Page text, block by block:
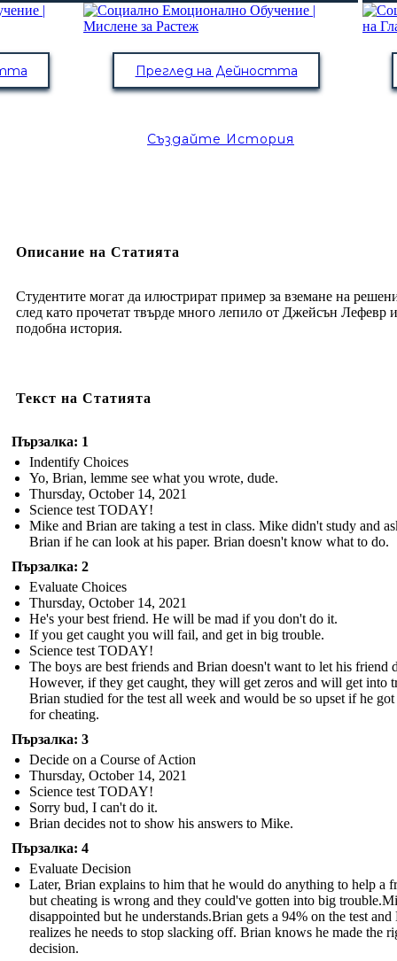
Преглед на Дейността
Създайте История
Описание на Статията
Студентите могат да илюстрират пример за вземане на
след като прочетат твърде много лепило от Джейсън Лефевр
подобна история.
Текст на Статията
Пързалка: 1
Indentify Choices
Yo, Brian, lemme see what you wrote, dude.
Thursday, October 14, 2021
Science test TODAY!
Mike and Brian are taking a test in class. Mike didn't study and
Brian if he can look at his paper. Brian doesn't know what to do.
Пързалка: 2
Evaluate Choices
Thursday, October 14, 2021
He's your best friend. He will be mad if you don't do it.
If you get caught you will fail, and get in big trouble.
Science test TODAY!
The boys are best friends and Brian doesn't want to let his friend
However, if they get caught, they will get zeros and will get into
Brian studied for the test all week and would be so upset if he got
for cheating.
Пързалка: 3
Decide on a Course of Action
Thursday, October 14, 2021
Science test TODAY!
Sorry bud, I can't do it.
Brian decides not to show his answers to Mike.
Пързалка: 4
Evaluate Decision
Later, Brian explains to him that he would do anything to help a
but cheating is wrong and they could've gotten into big
disappointed but he understands. Brian gets a 94% on the test
realizes he needs to stop slacking off. Brian knows he made the
decision.